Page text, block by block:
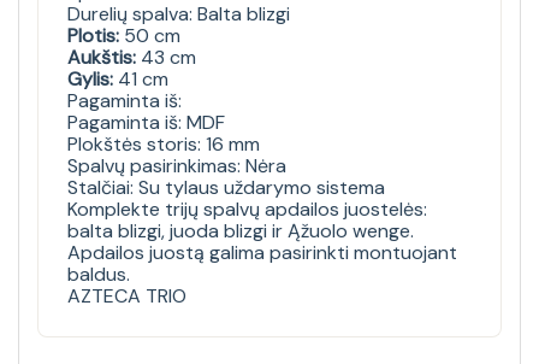
Durelių spalva: Balta blizgi
Plotis: 50 cm
Aukštis: 43 cm
Gylis: 41 cm
Pagaminta iš:
Pagaminta iš: MDF
Plokštės storis: 16 mm
Spalvų pasirinkimas: Nėra
Stalčiai: Su tylaus uždarymo sistema
Komplekte trijų spalvų apdailos juostelės:
balta blizgi, juoda blizgi ir Ąžuolo wenge.
Apdailos juostą galima pasirinkti montuojant
baldus.
AZTECA TRIO